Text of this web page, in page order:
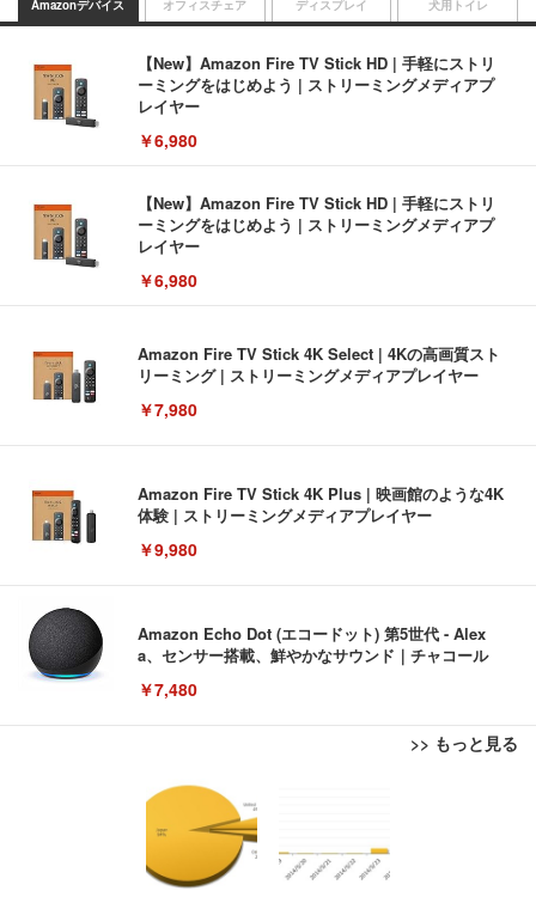
Amazonデバイス
【New】Amazon Fire TV Stick HD | 手軽にストリ
ーミングをはじめよう | ストリーミングメディアプ
レイヤー
￥6,980
【New】Amazon Fire TV Stick HD | 手軽にストリ
ーミングをはじめよう | ストリーミングメディアプ
レイヤー
￥6,980
Amazon Fire TV Stick 4K Select | 4Kの高画質スト
リーミング | ストリーミングメディアプレイヤー
￥7,980
Amazon Fire TV Stick 4K Plus | 映画館のような4K
体験 | ストリーミングメディアプレイヤー
￥9,980
Amazon Echo Dot (エコードット) 第5世代 - Alex
a、センサー搭載、鮮やかなサウンド｜チャコール
￥7,480
>> もっと見る
オフィスチェア
[EdoErgo] オフィスチェア 椅子 テレワーク 疲れな
い 跳ね上げ式アームレスト コンパクト 約105度ロッ
キング pc 事務椅子 360度回転 座面昇降 強化ナイロ
ン樹脂ベース 通気性メッシュ 在宅ワーク H-WY01
(黒網+黒枠+黒足)
￥5,699
ディスプレイ
EIZO ビジネス向けプレミアムモニター | FlexScan
EV3240X-WT | 31.5型4K UHD・USB Type-C・ホワ
イト
￥105,595
犬用トイレ
Amazonベーシック ペットシーツ 薄型 レギュラー 1
回使い捨て 無香料 ホワイト 300枚